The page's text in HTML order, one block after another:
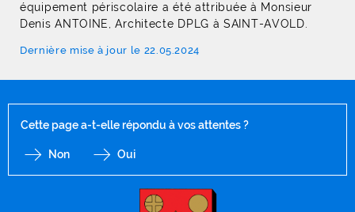
équipement périscolaire a été attribuée à Monsieur
Denis ANTOINE, Architecte DPLG à SAINT-AVOLD.
Dernière mise à jour le 22.05.2024
Cette page a-t-elle répondu à vos attentes ?
Non Oui